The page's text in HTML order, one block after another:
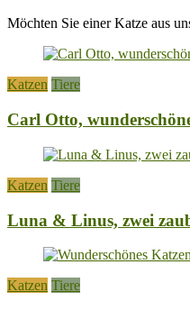
Möchten Sie einer Katze aus
Katzen Tiere
Carl Otto,
Katzen Tiere
Luna & Linus, zwei
Katzen Tiere